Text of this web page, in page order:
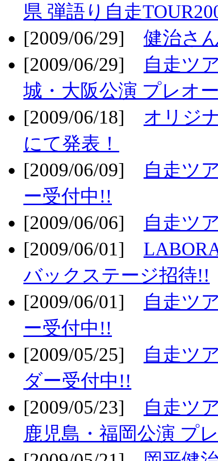
県 弾語り自走
[2009/06/29] 健治さ
[2009/06/29]
自走ツ
城・大阪公演 プレオ
[2009/06/18] オリジ
にて発表！
[2009/06/09]
自走ツ
ー受付中!!
[2009/06/06]
自走ツ
[2009/06/01]
バックステージ招待!!
[2009/06/01]
自走ツ
ー受付中!!
[2009/05/25]
自走ツ
ダー受付中!!
[2009/05/23]
自走ツ
鹿児島・福岡公演 プ